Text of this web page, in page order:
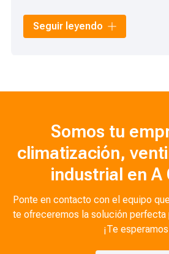
Nuestra financiera se pondrá en
gestionará todo el proceso
Seguir leyendo
Somos tu
climatización,
industrial en A
Ponte en contacto con el equipo
te ofreceremos la solución perfecta
¡Te